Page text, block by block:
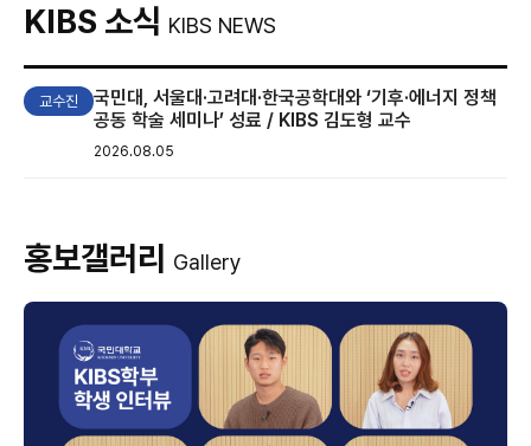
KIBS 소식 KIBS NEWS
교수진
국민대, 서울대·고려대·한국공학대와 ‘기후·에너지 정책
공동 학술 세미나’ 성료 / KIBS 김도형 교수
2026.08.05
홍보갤러리 Gallery